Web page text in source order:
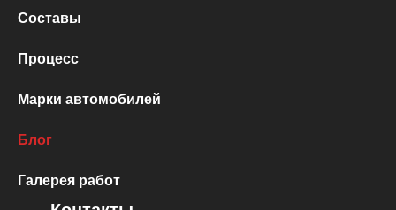
Составы
Процесс
Марки автомобилей
Блог
Галерея работ